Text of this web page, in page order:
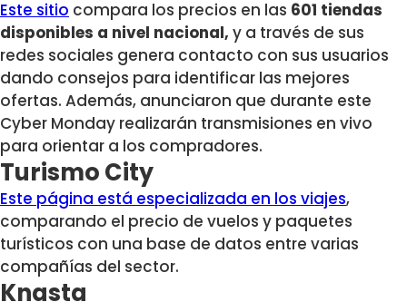
Este sitio compara los precios en las 601 tiendas
disponibles a nivel nacional, y a través de sus
redes sociales genera contacto con sus usuarios
dando consejos para identificar las mejores
ofertas. Además, anunciaron que durante este
Cyber Monday realizarán transmisiones en vivo
para orientar a los compradores.
Turismo City
Este página está especializada en los viajes,
comparando el precio de vuelos y paquetes
turísticos con una base de datos entre varias
compañías del sector.
Knasta